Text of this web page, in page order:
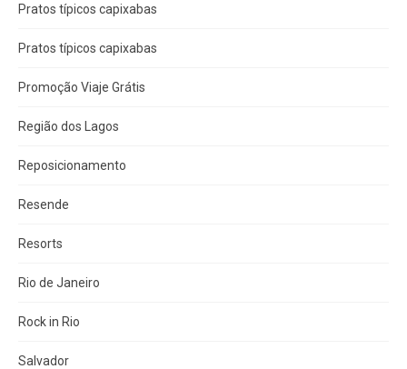
Pratos típicos capixabas
Pratos típicos capixabas
Promoção Viaje Grátis
Região dos Lagos
Reposicionamento
Resende
Resorts
Rio de Janeiro
Rock in Rio
Salvador